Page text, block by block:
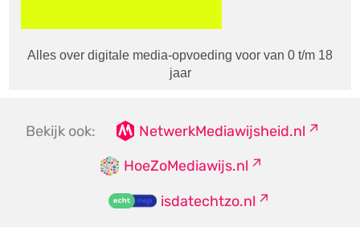
Alles over digitale media-opvoeding voor van 0 t/m 18
jaar
Bekijk ook:
NetwerkMediawijsheid.nl
HoeZoMediawijs.nl
isdatechtzo.nl